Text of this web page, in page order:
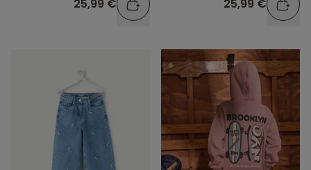
25,99 € 25,99 €